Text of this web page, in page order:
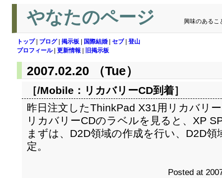
やなたのページ 興味のあるこ
トップ| ブログ| 掲示板 国際結婚 セブ| 登山
プロフィール| 更新情報 旧掲示板
2007.02.20 （Tue）
［/Mobile： リカバリーCD到着］
昨日注文したThinkPad X31用リカバリ
リカバリーCDのラベルを見ると、XP
まずは、D2D領域の作成を行い、D2D
定。
Posted at